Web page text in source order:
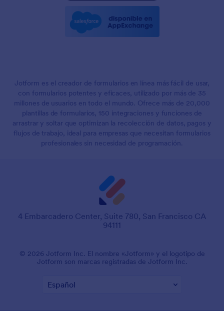
Jotform es el creador de formularios en línea más fácil de usar,
con formularios potentes y eficaces, utilizado por más de 35
millones de usuarios en todo el mundo. Ofrece más de 20,000
plantillas de formularios, 150 integraciones y funciones de
arrastrar y soltar que optimizan la recolección de datos, pagos y
flujos de trabajo, ideal para empresas que necesitan formularios
profesionales sin necesidad de programación.
4 Embarcadero Center, Suite 780, San Francisco CA
94111
© 2026 Jotform Inc. El nombre «Jotform» y el logotipo de
Jotform son marcas registradas de Jotform Inc.